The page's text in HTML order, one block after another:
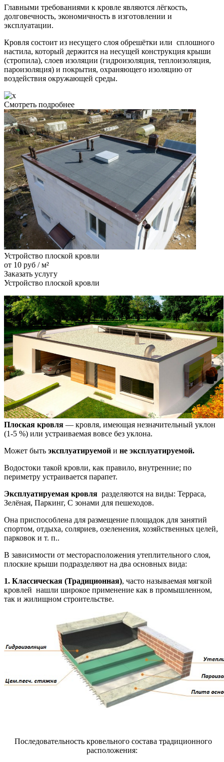
Главными требованиями к кровле являются лёгкость,
долговечность, экономичность в изготовлении и
эксплуатации.
Кровля состоит из несущего слоя обрешётки или сплошного
настила, который держится на несущей конструкция крыши
(стропила), слоев изоляции (гидроизоляция, теплоизоляция,
пароизоляция) и покрытия, охраняющего изоляцию от
воздействия окружающей среды.
Смотреть подробнее
Устройство плоской кровли
от 10 руб / м²
Заказать услугу
Устройство плоской кровли
Плоская кровля — кровля, имеющая незначительный уклон
(1-5 %) или устраиваемая вовсе без уклона.
Может быть эксплуатируемой и не эксплуатируемой.
Водостоки такой кровли, как правило, внутренние; по
периметру устраивается парапет.
Эксплуатируемая кровля разделяются на виды: Терраса,
Зелёная, Паркинг, С зонами для пешеходов.
Она приспособлена для размещение площадок для занятий
спортом, отдыха, соляриев, озеленения, хозяйственных целей,
парковок и т. п..
В зависимости от месторасположения утеплительного слоя,
плоские крыши подразделяют на два основных вида:
1. Классическая (Традиционная), часто называемая мягкой
кровлей нашли широкое применение как в промышленном,
так и жилищном строительстве.
Последовательность кровельного состава традиционного
расположения: